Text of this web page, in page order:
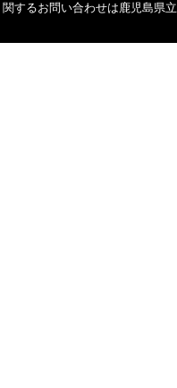
関するお問い合わせは鹿児島県